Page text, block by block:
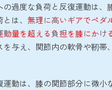
過度な負荷と反復運動は、
は、 無理に高いギアでペダ
量を超える負担を膝にかけ
与え、関節内の軟骨や靭帯
動は、膝の関節部分に微小